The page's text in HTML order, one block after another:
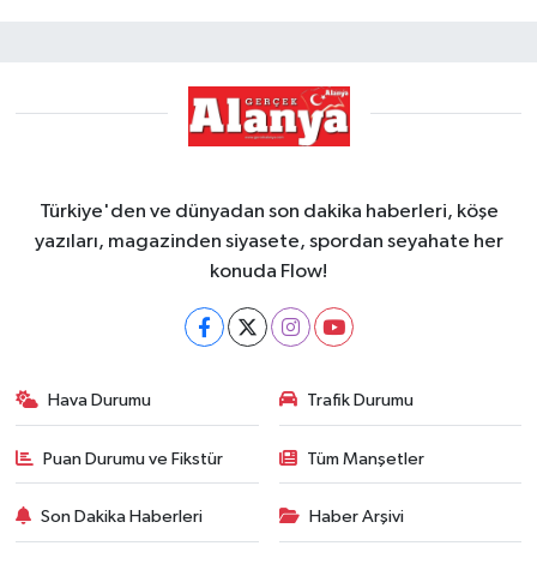
Türkiye'den ve dünyadan son dakika haberleri, köşe
yazıları, magazinden siyasete, spordan seyahate her
konuda Flow!
Hava Durumu Trafik Durumu
Puan Durumu ve Fikstür Tüm Manşetler
Son Dakika Haberleri Haber Arşivi